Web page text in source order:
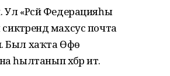
«Рәсәй Федерацияһы
махсус почта
Был хаҡта Өфө
һылтанып хәбәр итә.